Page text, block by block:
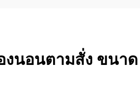
งนอนตามสั่ง ขนา